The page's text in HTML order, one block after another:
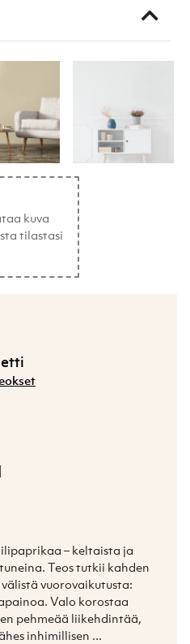
kuva
tilastasi
– keltaista ja
Teos tutkii kahden
vuorovaikutusta:
Valo korostaa
pehmeää liikehdintää,
inhimillisen ...